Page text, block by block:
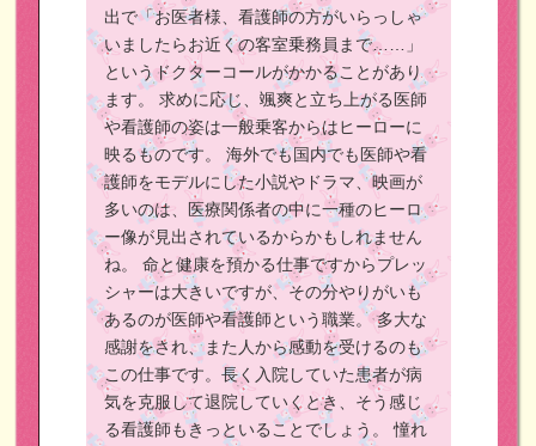
出で「お医者様、看護師の方がいらっしゃ
いましたらお近くの客室乗務員まで……」
というドクターコールがかかることがあり
ます。
求めに応じ、颯爽と立ち上がる医師
や看護師の姿は一般乗客からはヒーローに
映るものです。
海外でも国内でも医師や看
護師をモデルにした小説やドラマ、映画が
多いのは、医療関係者の中に一種のヒーロ
ー像が見出されているからかもしれません
ね。
命と健康を預かる仕事ですからプレッ
シャーは大きいですが、その分やりがいも
あるのが医師や看護師という職業。多大な
感謝をされ、また人から感動を受けるのも
この仕事です。長く入院していた患者が病
気を克服して退院していくとき、そう感じ
る看護師もきっといることでしょう。
憧れ